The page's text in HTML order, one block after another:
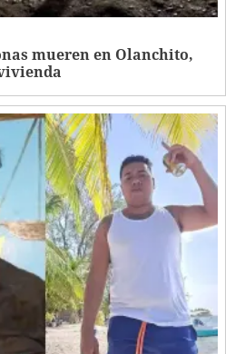
mueren en Olanchito,